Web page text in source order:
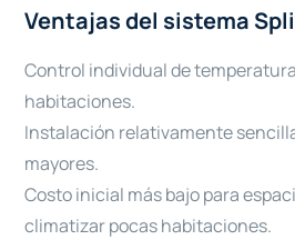
Ventajas del sistema
Control individual de
habitaciones.
Instalación relativamente
mayores.
Costo inicial más bajo para
climatizar pocas habitaciones.